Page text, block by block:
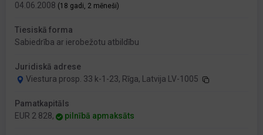
04.06.2008 (18 gadi, 2 mēneši)
Tiesiskā forma
Sabiedrība ar ierobežotu atbildību
Juridiskā adrese
Viestura prosp. 33 k-1-23, Rīga, Latvija LV-1005
Pamatkapitāls
EUR 2 828,
pilnībā apmaksāts